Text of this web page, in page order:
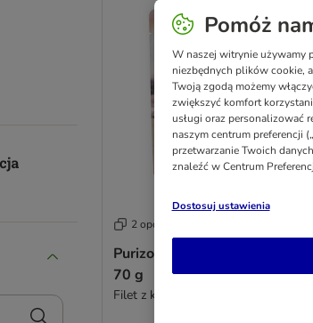
2 opcji
Purizon Kitten, bez zbóż, 6 x
70 g
Filet z kurczaka z indykiem
Pomóż
W naszej witrynie używamy
niezbędnych plików cookie,
Twoją zgodą możemy
zwiększyć komfort
usługi oraz personalizować
naszym centrum preferencji
przetwarzanie Twoich
znaleźć w Centrum
Dostosuj ustawienia